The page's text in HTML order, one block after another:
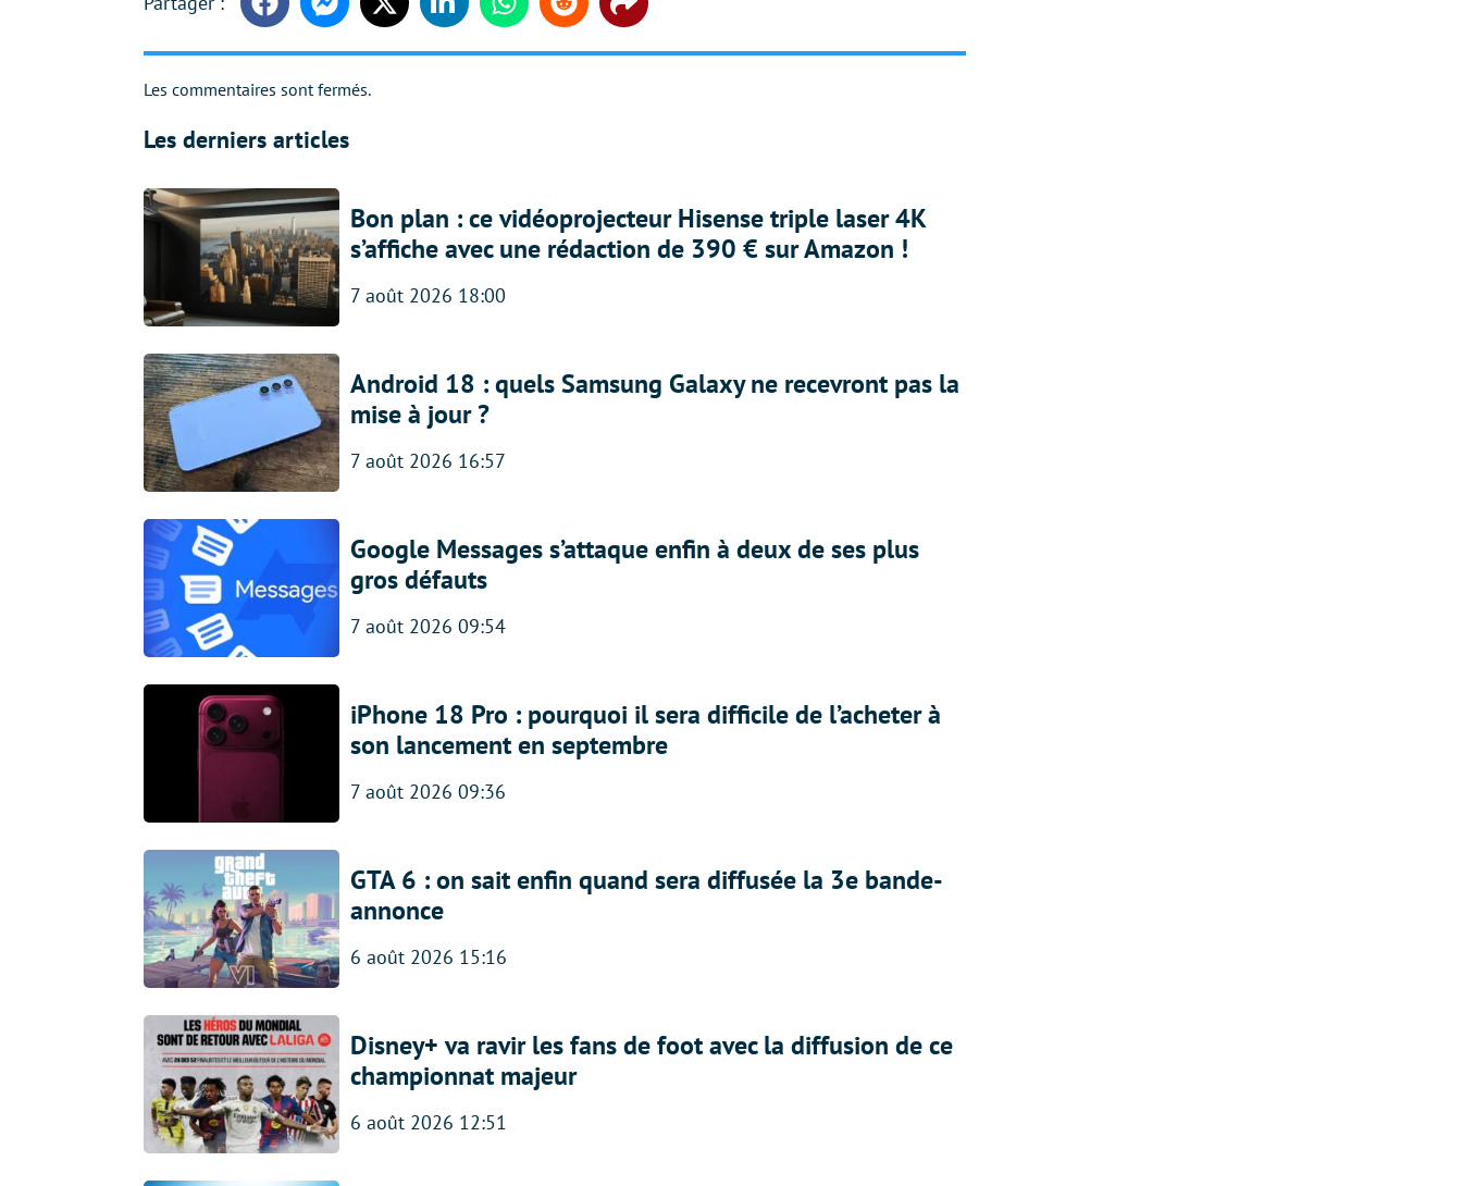
FacebookMessengerTwitter LinkedinWhatsappReddit Share
Les commentaires sont fermés.
Les derniers articles
Bon plan : ce vidéoprojecteur Hisense triple laser 4K
s’affiche avec une rédaction de 390 € sur Amazon !
7 août 2026 18:00
Android 18 : quels Samsung Galaxy ne recevront pas la
mise à jour ?
7 août 2026 16:57
Google Messages s’attaque enfin à deux de ses plus
gros défauts
7 août 2026 09:54
iPhone 18 Pro : pourquoi il sera difficile de l’acheter à
son lancement en septembre
7 août 2026 09:36
GTA 6 : on sait enfin quand sera diffusée la 3e bande-
annonce
6 août 2026 15:16
Disney+ va ravir les fans de foot avec la diffusion de ce
championnat majeur
6 août 2026 12:51